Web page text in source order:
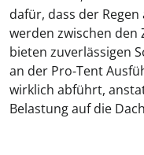
dafür, dass der
werden zwischen
bieten zuverlässigen
an der Pro‑Tent
wirklich abführt,
Belastung auf die